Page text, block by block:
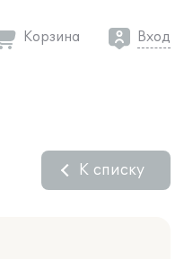
Корзина Вход
К списку